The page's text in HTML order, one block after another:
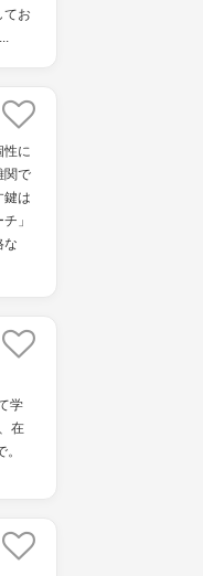
てお
性に
関で
鍵は
」
な
学
在